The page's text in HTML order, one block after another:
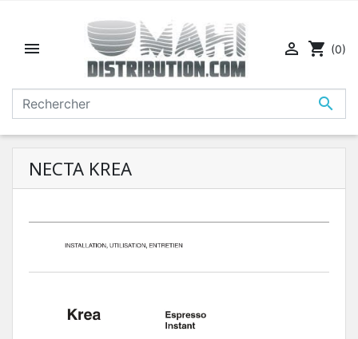


 shopping_cart (0)
NECTA KREA